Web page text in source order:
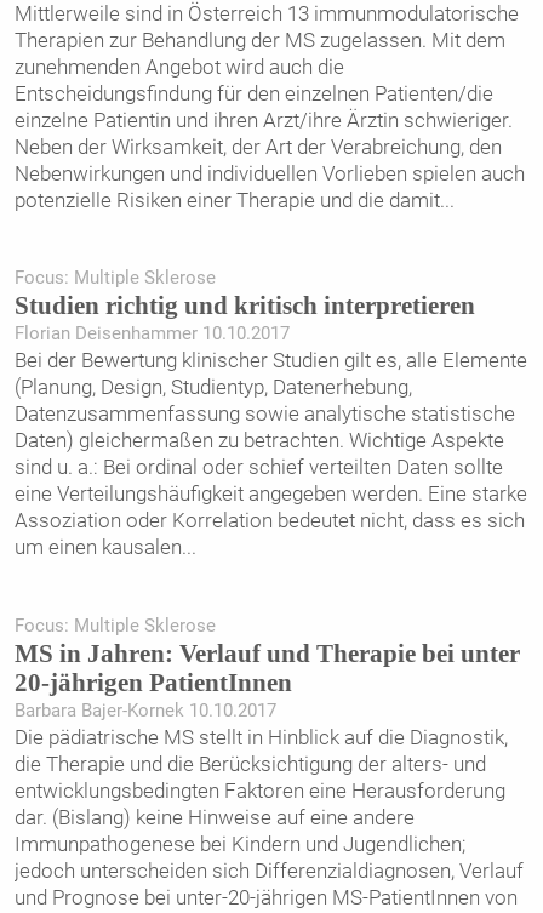
Mittlerweile sind in Österreich 13 immunmodulatorische
Therapien zur Behandlung der MS zugelassen. Mit dem
zunehmenden Angebot wird auch die
Entscheidungsfindung für den einzelnen Patienten/die
einzelne Patientin und ihren Arzt/ihre Ärztin schwieriger.
Neben der Wirksamkeit, der Art der Verabreichung, den
Nebenwirkungen und individuellen Vorlieben spielen auch
potenzielle Risiken einer Therapie und die damit...
Focus: Multiple Sklerose
Studien richtig und kritisch interpretieren
Florian Deisenhammer 10.10.2017
Bei der Bewertung klinischer Studien gilt es, alle Elemente
(Planung, Design, Studientyp, Datenerhebung,
Datenzusammenfassung sowie analytische statistische
Daten) gleichermaßen zu betrachten. Wichtige Aspekte
sind u. a.: Bei ordinal oder schief verteilten Daten sollte
eine Verteilungshäufigkeit angegeben werden. Eine starke
Assoziation oder Korrelation bedeutet nicht, dass es sich
um einen kausalen...
Focus: Multiple Sklerose
MS in Jahren: Verlauf und Therapie bei unter
20-jährigen PatientInnen
Barbara Bajer-Kornek 10.10.2017
Die pädiatrische MS stellt in Hinblick auf die Diagnostik,
die Therapie und die Berücksichtigung der alters- und
entwicklungsbedingten Faktoren eine Herausforderung
dar. (Bislang) keine Hinweise auf eine andere
Immunpathogenese bei Kindern und Jugendlichen;
jedoch unterscheiden sich Differenzialdiagnosen, Verlauf
und Prognose bei unter-20-jährigen MS-PatientInnen von